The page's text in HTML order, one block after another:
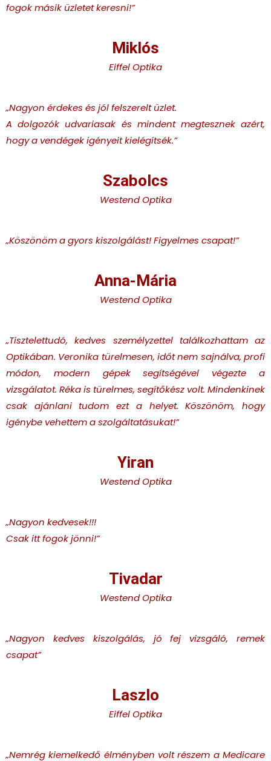
fogok másik üzletet keresni!”
Miklós
Eiffel Optika
„Nagyon érdekes és jól felszerelt üzlet.
A dolgozók udvariasak és mindent megtesznek azért,
hogy a vendégek igényeit kielégítsék.”
Szabolcs
Westend Optika
„Köszönöm a gyors kiszolgálást! Figyelmes csapat!”
Anna-Mária
Westend Optika
„Tisztelettudó, kedves személyzettel találkozhattam az
Optikában. Veronika türelmesen, időt nem sajnálva, profi
módon, modern gépek segítségével végezte a
vizsgálatot. Réka is türelmes, segítőkész volt. Mindenkinek
csak ajánlani tudom ezt a helyet. Köszönöm, hogy
igénybe vehettem a szolgáltatásukat!”
Yiran
Westend Optika
„Nagyon kedvesek!!!
Csak itt fogok jönni!”
Tivadar
Westend Optika
„Nagyon kedves kiszolgálás, jó fej vizsgáló, remek
csapat”
Laszlo
Eiffel Optika
„Nemrég kiemelkedő élményben volt részem a Medicare